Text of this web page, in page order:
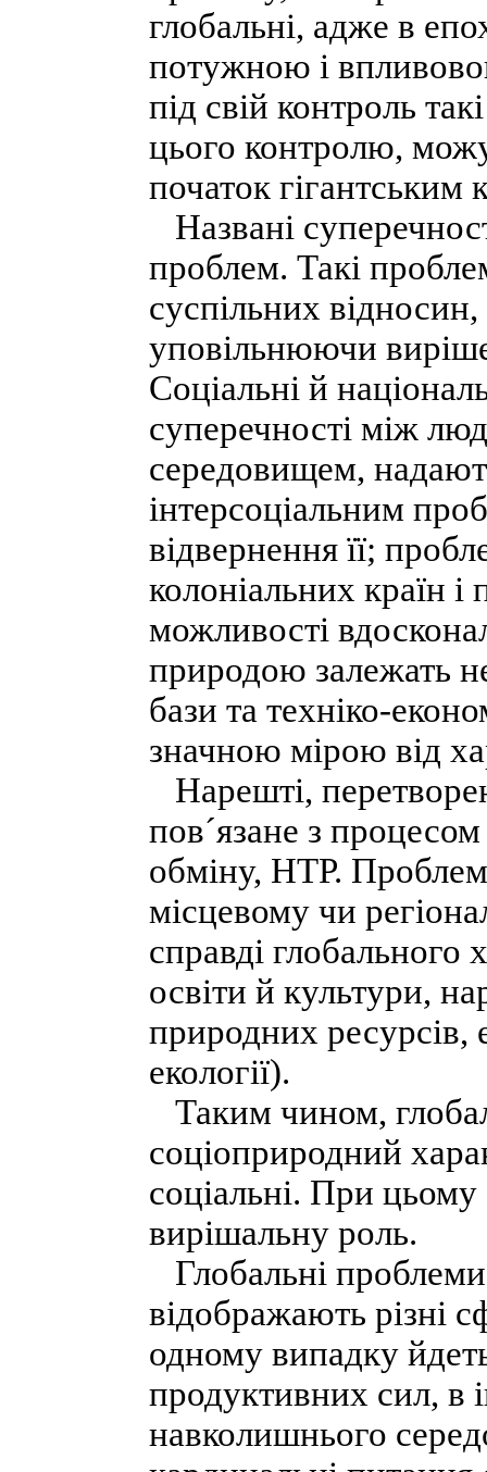
глобальні, адже в
потужною і
під свій контроль
цього контролю,
початок гігантським
Названі
проблем. Такі
суспільних
уповільнюючи
Соціальні й
суперечності між
середовищем,
інтерсоціальним
відвернення її;
колоніальних країн
можливості
природою залежать
бази та техніко-
значною мірою від
Нарешті,
пов´язане з процесом
обміну, НТР.
місцевому чи
справді глобального
освіти й культури,
природних ресурсів,
екології).
Таким чином,
соціоприродний
соціальні. При цьому
вирішальну роль.
Глобальні
відображають різні
одному випадку
продуктивних сил, в
навколишнього